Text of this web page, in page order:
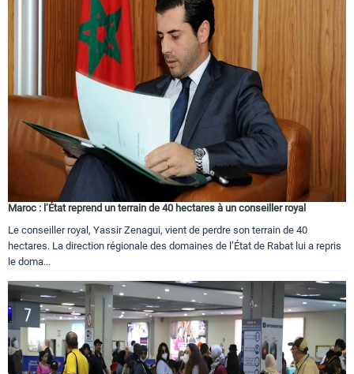
Maroc : l’État reprend un terrain de 40 hectares à un conseiller royal
Le conseiller royal, Yassir Zenagui, vient de perdre son terrain de 40
hectares. La direction régionale des domaines de l’État de Rabat lui a repris
le doma...